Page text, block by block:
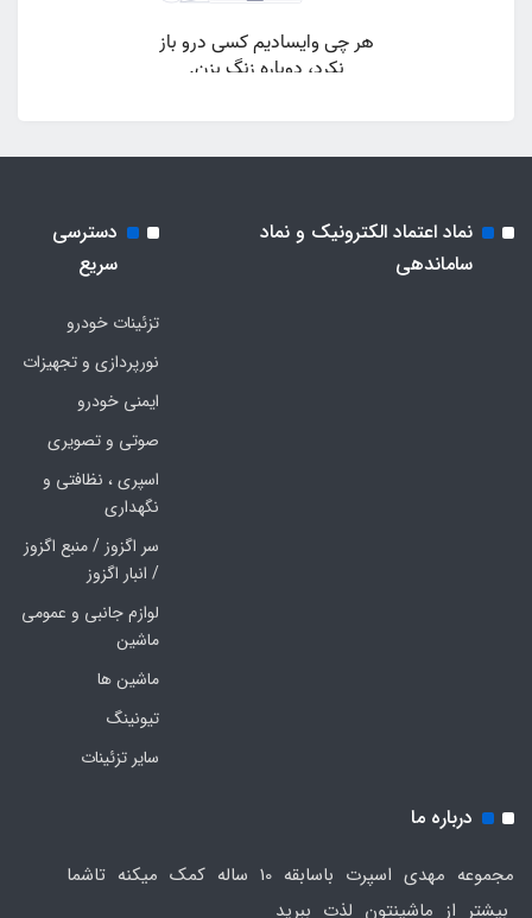
نماد اعتماد الکترونیک و نماد
ساماندهی
دسترسی
سریع
تزئینات خودرو
نورپردازی و تجهیزات
ایمنی خودرو
صوتی و تصویری
اسپری ، نظافتی و
نگهداری
سر اگزوز / منبع اگزوز
/ انبار اگزوز
لوازم جانبی و عمومی
ماشین
ماشین ها
تیونینگ
سایر تزئینات
درباره ما
مجموعه مهدی اسپرت باسابقه 10 ساله کمک میکنه تاشما
بیشتر از ماشینتون لذت ببرید